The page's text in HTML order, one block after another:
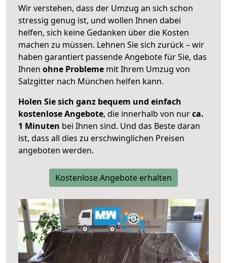
Wir verstehen, dass der Umzug an sich schon
stressig genug ist, und wollen Ihnen dabei
helfen, sich keine Gedanken über die Kosten
machen zu müssen. Lehnen Sie sich zurück – wir
haben garantiert passende Angebote für Sie, das
Ihnen ohne Probleme mit Ihrem Umzug von
Salzgitter nach München helfen kann.
Holen Sie sich ganz bequem und einfach
kostenlose Angebote, die innerhalb von nurca.
1 Minuten bei Ihnen sind. Und das Beste daran
ist, dass all dies zu erschwinglichen Preisen
angeboten werden.
Kostenlose Angebote erhalten